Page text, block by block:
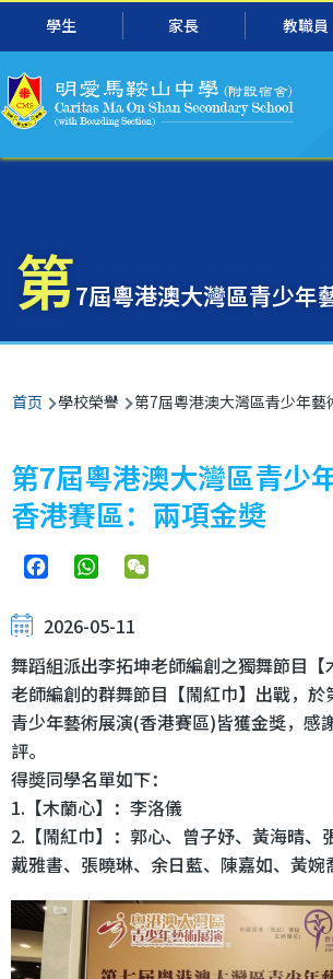
跳转到主要内容
學生 家長 教職員
导
航
第7屆粵港澳大灣區青少年
面
包
屑
首页 學校榮譽 第7屆粵港澳大灣區青少年藝
第7屆粵港澳大灣區青少
香港賽區：兩項金奬
FacebookWhatsApp
2026-05-11
舞蹈組派出李拓坤老師編創之獨舞節目【
老師編創的群舞節目【鬧紅巾】出戰，
青少年藝術展演(香港賽區)皆獲金獎，感
評。
得奬同學名單如下：
1.【木蘭心】：李洛儀
2.【鬧紅巾】：郭心、曾子妤、黃海晴、
戴雅書、張曉琳、余日藍、陳嘉如、黃婉